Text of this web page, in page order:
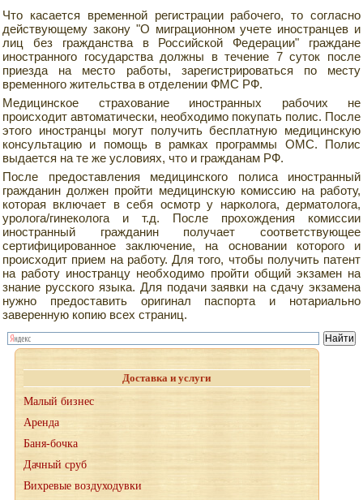
Что касается временной регистрации рабочего, то согласно
действующему закону "О миграционном учете иностранцев и
лиц без гражданства в Российской Федерации" граждане
иностранного государства должны в течение 7 суток после
приезда на место работы, зарегистрироваться по месту
временного жительства в отделении ФМС РФ.
Медицинское страхование иностранных рабочих не
происходит автоматически, необходимо покупать полис. После
этого иностранцы могут получить бесплатную медицинскую
консультацию и помощь в рамках программы ОМС. Полис
выдается на те же условиях, что и гражданам РФ.
После предоставления медицинского полиса иностранный
гражданин должен пройти медицинскую комиссию на работу,
которая включает в себя осмотр у нарколога, дерматолога,
уролога/гинеколога и т.д. После прохождения комиссии
иностранный гражданин получает соответствующее
сертифицированное заключение, на основании которого и
происходит прием на работу. Для того, чтобы получить патент
на работу иностранцу необходимо пройти общий экзамен на
знание русского языка. Для подачи заявки на сдачу экзамена
нужно предоставить оригинал паспорта и нотариально
заверенную копию всех страниц.
Доставка и услуги
Малый бизнес
Аренда
Баня-бочка
Дачный сруб
Вихревые воздуходувки